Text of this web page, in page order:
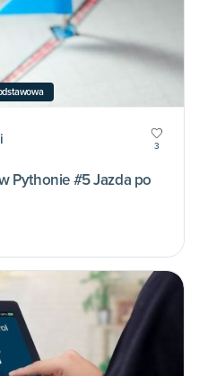
3
Pythonie #5 Jazda po